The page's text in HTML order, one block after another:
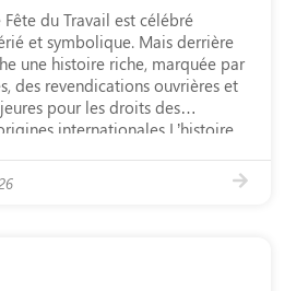
du Travail est célébré
et symbolique. Mais derrière
une histoire riche, marquée par
des revendications ouvrières et
pour les droits des
internationales L’histoire